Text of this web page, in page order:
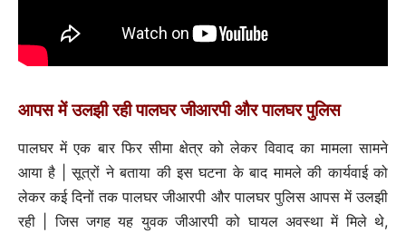
आपस में उलझी रही पालघर जीआरपी और पालघर पुलिस
पालघर में एक बार फिर सीमा क्षेत्र को लेकर विवाद का मामला सामने
आया है | सूत्रों ने बताया की इस घटना के बाद मामले की कार्यवाई को
लेकर कई दिनों तक पालघर जीआरपी और पालघर पुलिस आपस में उलझी
रही | जिस जगह यह युवक जीआरपी को घायल अवस्था में मिले थे,